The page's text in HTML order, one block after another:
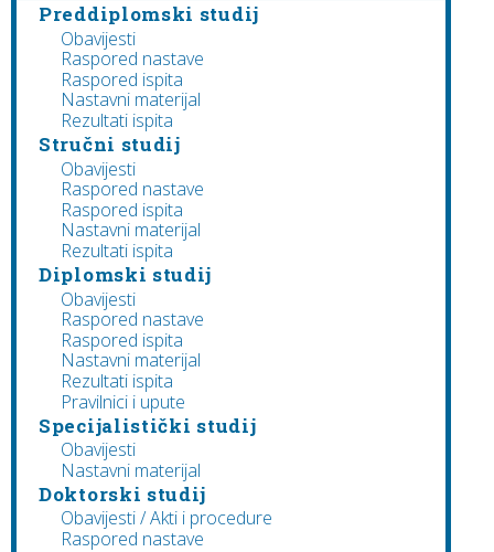
Preddiplomski studij
Obavijesti
Raspored nastave
Raspored ispita
Nastavni materijal
Rezultati ispita
Stručni studij
Obavijesti
Raspored nastave
Raspored ispita
Nastavni materijal
Rezultati ispita
Diplomski studij
Obavijesti
Raspored nastave
Raspored ispita
Nastavni materijal
Rezultati ispita
Pravilnici i upute
Specijalistički studij
Obavijesti
Nastavni materijal
Doktorski studij
Obavijesti / Akti i procedure
Raspored nastave